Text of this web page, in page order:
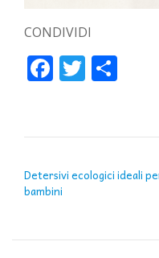
CONDIVIDI
FacebookTwitter
Detersivi ecologici ideali
bambini